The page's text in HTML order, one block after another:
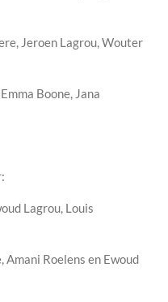
Jeroen Lagrou, Wouter
Boone, Jana
Lagrou, Louis
Roelens en Ewoud